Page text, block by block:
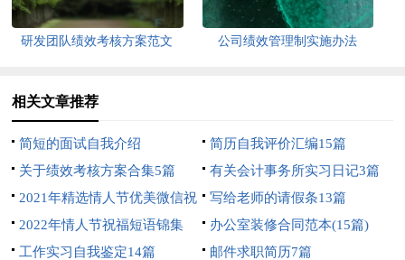
研发团队绩效考核方案范文
公司绩效管理制实施办法
相关文章推荐
简短的面试自我介绍
简历自我评价汇编15篇
关于绩效考核方案合集5篇
有关会计事务所实习日记3篇
2021年精选情人节优美微信祝
福语摘录49条
写给老师的请假条13篇
2022年情人节祝福短语锦集
100条
办公室装修合同范本(15篇)
工作实习自我鉴定14篇
邮件求职简历7篇